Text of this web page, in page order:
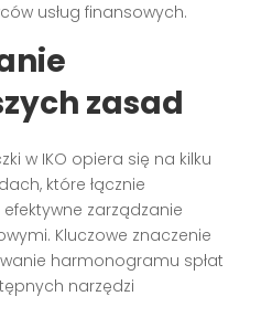
usług finansowych.
zasad
w IKO opiera się na kilku
które łącznie
zarządzanie
Kluczowe znaczenie
harmonogramu spłat
narzędzi